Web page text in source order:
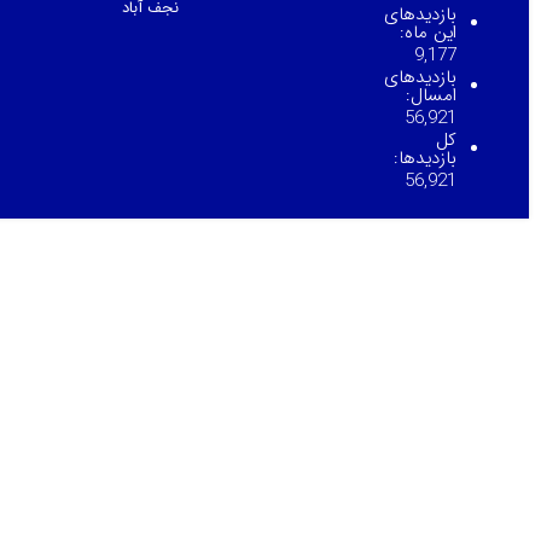
بازدیدهای
این ماه:
9,177
بازدیدهای
امسال:
56,921
کل
بازدیدها:
56,921
نجف آباد